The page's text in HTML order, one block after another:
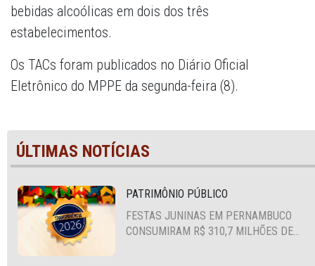
bebidas alcoólicas em dois dos três
estabelecimentos.
Os TACs foram publicados no Diário Oficial
Eletrônico do MPPE da segunda-feira (8).
ÚLTIMAS NOTÍCIAS
PATRIMÔNIO PÚBLICO
FESTAS JUNINAS EM PERNAMBUCO
CONSUMIRAM R$ 310,7 MILHÕES DE